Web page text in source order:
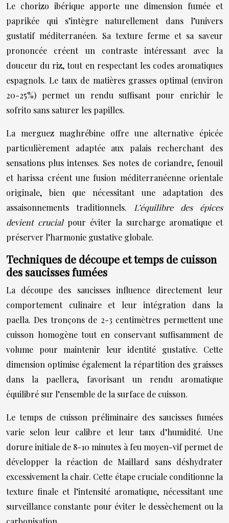
Le chorizo ibérique apporte une dimension fumée et
paprikée qui s’intègre naturellement dans l’univers
gustatif méditerranéen. Sa texture ferme et sa saveur
prononcée créent un contraste intéressant avec la
douceur du riz, tout en respectant les codes aromatiques
espagnols. Le taux de matières grasses optimal (environ
20-25%) permet un rendu suffisant pour enrichir le
sofrito sans saturer les papilles.
La merguez maghrébine offre une alternative épicée
particulièrement adaptée aux palais recherchant des
sensations plus intenses. Ses notes de coriandre, fenouil
et harissa créent une fusion méditerranéenne orientale
originale, bien que nécessitant une adaptation des
assaisonnements traditionnels. L’équilibre des épices
devient crucial pour éviter la surcharge aromatique et
préserver l’harmonie gustative globale.
Techniques de découpe et temps de cuisson
des saucisses fumées
La découpe des saucisses influence directement leur
comportement culinaire et leur intégration dans la
paella. Des tronçons de 2-3 centimètres permettent une
cuisson homogène tout en conservant suffisamment de
volume pour maintenir leur identité gustative. Cette
dimension optimise également la répartition des graisses
dans la paellera, favorisant un rendu aromatique
équilibré sur l’ensemble de la surface de cuisson.
Le temps de cuisson préliminaire des saucisses fumées
varie selon leur calibre et leur taux d’humidité. Une
dorure initiale de 8-10 minutes à feu moyen-vif permet de
développer la réaction de Maillard sans déshydrater
excessivement la chair. Cette étape cruciale conditionne la
texture finale et l’intensité aromatique, nécessitant une
surveillance constante pour éviter le dessèchement ou la